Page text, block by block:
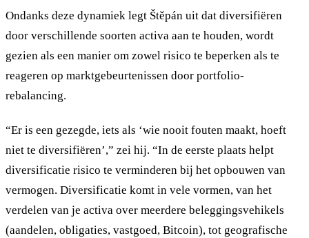
Ondanks deze dynamiek legt Štěpán uit dat diversifiëren
door verschillende soorten activa aan te houden, wordt
gezien als een manier om zowel risico te beperken als te
reageren op marktgebeurtenissen door portfolio-
rebalancing.
“Er is een gezegde, iets als ‘wie nooit fouten maakt, hoeft
niet te diversifiëren’,” zei hij. “In de eerste plaats helpt
diversificatie risico te verminderen bij het opbouwen van
vermogen. Diversificatie komt in vele vormen, van het
verdelen van je activa over meerdere beleggingsvehikels
(aandelen, obligaties, vastgoed, Bitcoin), tot geografische